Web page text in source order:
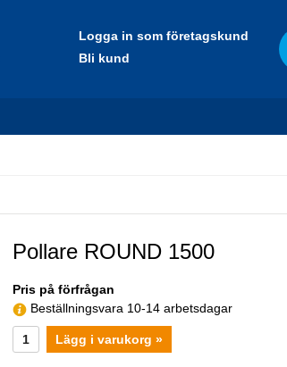
Logga in som företagskund
Bli kund
Pollare ROUND 1500
Pris på förfrågan
Beställningsvara 10-14 arbetsdagar
Lägg i varukorg »